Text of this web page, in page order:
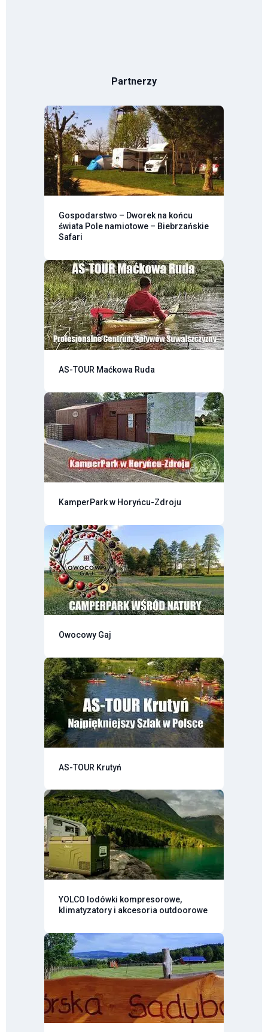
Partnerzy
Gospodarstwo – Dworek na końcu
świata Pole namiotowe – Biebrzańskie
Safari
AS-TOUR Maćkowa Ruda
KamperPark w Horyńcu-Zdroju
Owocowy Gaj
AS-TOUR Krutyń
YOLCO lodówki kompresorowe,
klimatyzatory i akcesoria outdoorowe